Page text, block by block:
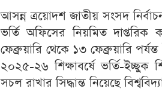
আসন্ন ত্রয়োদশ জাতীয় সংসদ
ভর্তি অফিসের নিয়মিত দাপ্তরিক
ফেব্রুয়ারি থেকে ১৩ ফেব্রুয়ারি
২০২৫-২৬ শিক্ষাবর্ষে ভর্তি-ইচ্ছুক
সচল রাখার সিদ্ধান্ত নিয়েছে